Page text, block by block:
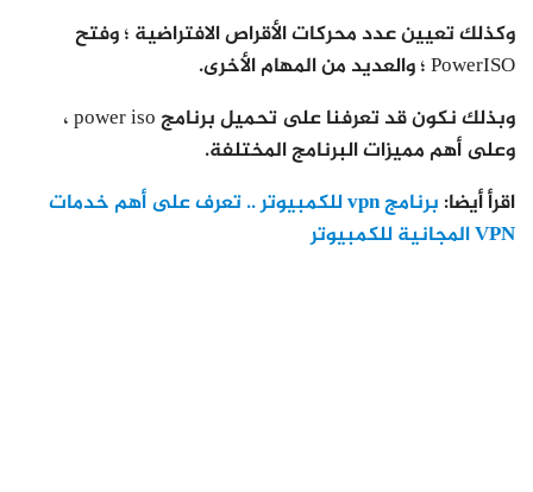
وكذلك تعيين عدد محركات الأقراص الافتراضية ؛ وفتح
PowerISO ؛ والعديد من المهام الأخرى.
وبذلك نكون قد تعرفنا على تحميل برنامج power iso ،
وعلى أهم مميزات البرنامج المختلفة.
اقرأ أيضا:
برنامج vpn للكمبيوتر .. تعرف على أهم خدمات
VPN المجانية للكمبيوتر